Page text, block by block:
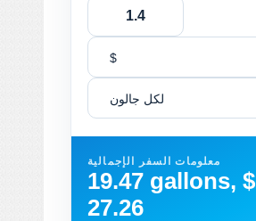
$
لكل جالون
معلومات السفر الإجمالية
19.47 gallons, $
27.26